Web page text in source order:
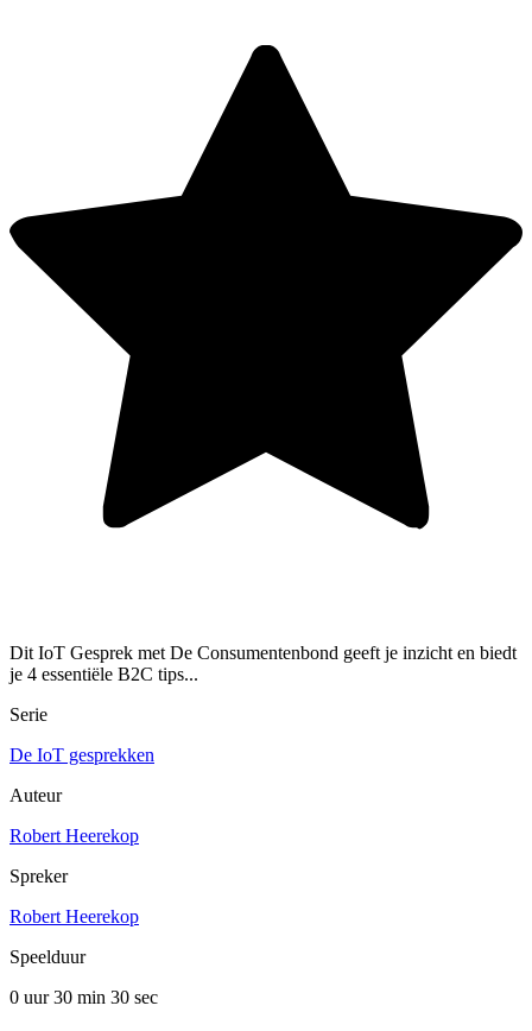
Dit IoT Gesprek met De Consumentenbond geeft je inzicht en biedt
je 4 essentiële B2C tips...
Serie
De IoT gesprekken
Auteur
Robert Heerekop
Spreker
Robert Heerekop
Speelduur
0 uur 30 min 30 sec